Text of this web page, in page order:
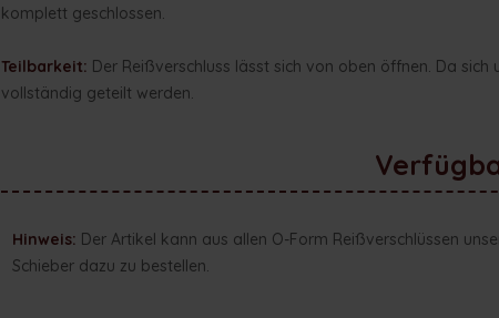
komplett geschlossen.
Teilbarkeit: Der Reißverschluss lässt sich von oben öffnen. Da
vollständig geteilt werden.
Hinweis: Der Artikel kann aus allen O-Form Reißverschlüssen
Schieber dazu zu bestellen.